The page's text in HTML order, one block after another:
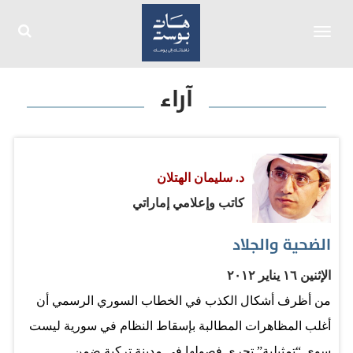
آراء
د. سليمان الهتلان
كاتب وإعلامي إماراتي
الضحية والجلاد
الإثنين ١٦ يناير ٢٠١٢
من أظرف أشكال الكذب في الخطاب السوري الرسمي أن
أغلب المظاهرات المطالبة بإسقاط النظام في سورية ليست